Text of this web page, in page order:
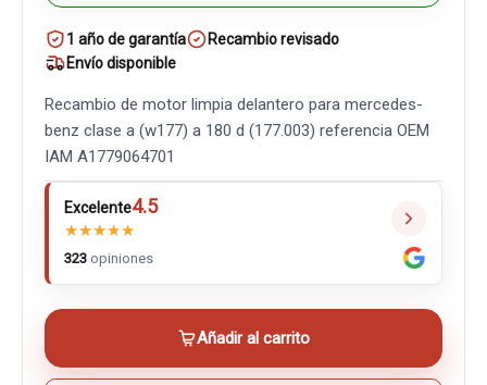
1 año de garantía
Recambio revisado
Envío disponible
Recambio de motor limpia delantero para mercedes-
benz clase a (w177) a 180 d (177.003) referencia OEM
IAM A1779064701
Excelente4.5
★★★★★
323 opiniones
Añadir al carrito